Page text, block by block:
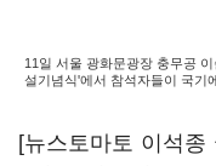
11일 서울 광화문광장 충무공
설기념식'에서 참석자들이 국기
[뉴스토마토 이석